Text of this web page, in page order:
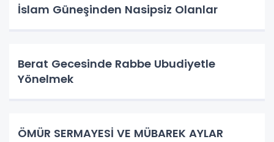
İslam Güneşinden Nasipsiz Olanlar
Berat Gecesinde Rabbe Ubudiyetle
Yönelmek
ÖMÜR SERMAYESİ VE MÜBAREK AYLAR